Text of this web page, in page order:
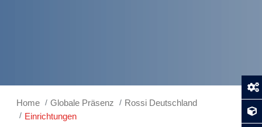
Home Globale Präsenz
Rossi Deutschland
Einrichtungen